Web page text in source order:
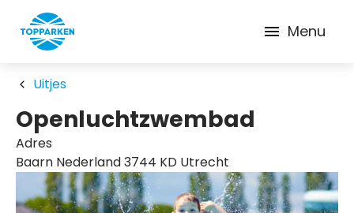
Menu
Uitjes
Openluchtzwembad
Adres
Baarn Nederland 3744 KD Utrecht